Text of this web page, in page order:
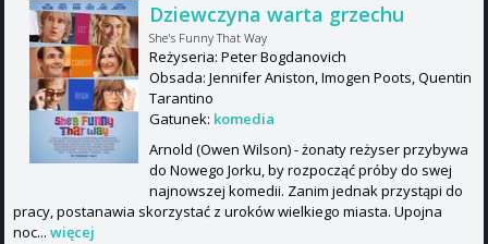
Dziewczyna warta grzechu
She's Funny That Way
Reżyseria: Peter Bogdanovich
Obsada: Jennifer Aniston, Imogen Poots, Quentin
Tarantino
Gatunek: komedia
Arnold (Owen Wilson) - żonaty reżyser przybywa
do Nowego Jorku, by rozpocząć próby do swej
najnowszej komedii. Zanim jednak przystąpi do
pracy, postanawia skorzystać z uroków wielkiego miasta. Upojna
noc... więcej